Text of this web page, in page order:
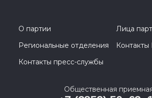
О партии
Лица
Региональные отделения
Контакты пресс-службы
Общественная